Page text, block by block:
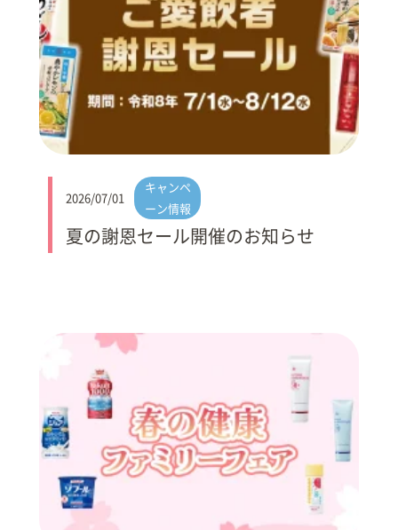
2026/07/01
キャンペ
ーン情報
夏の謝恩セール開催のお知らせ